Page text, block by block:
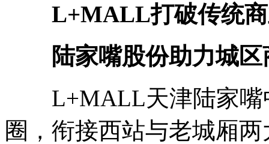
L+MALL打破传统商
陆家嘴股份助力城区
L+MALL天津陆家嘴
圈，衔接西站与老城厢